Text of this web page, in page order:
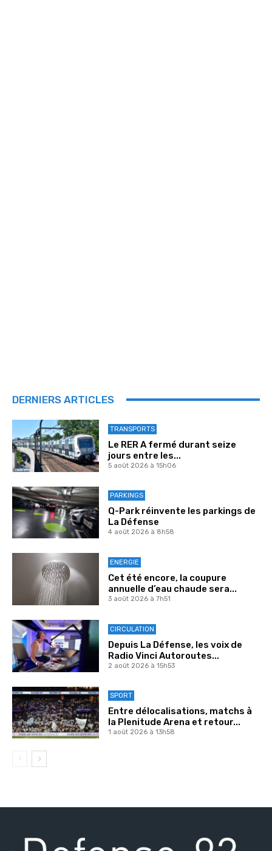
DERNIERS ARTICLES
TRANSPORTS
Le RER A fermé durant seize
jours entre les...
5 août 2026 à 15h06
PARKINGS
Q-Park réinvente les parkings de
La Défense
4 août 2026 à 8h58
ENERGIE
Cet été encore, la coupure
annuelle d’eau chaude sera...
3 août 2026 à 7h51
CIRCULATION
Depuis La Défense, les voix de
Radio Vinci Autoroutes...
2 août 2026 à 15h53
SPORT
Entre délocalisations, matchs à
la Plenitude Arena et retour...
1 août 2026 à 13h58